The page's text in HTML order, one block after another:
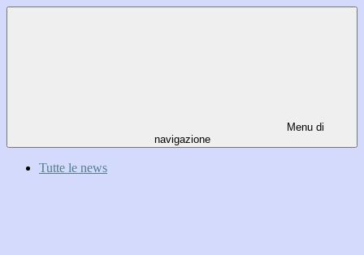
Menu di
navigazione
Tutte le news